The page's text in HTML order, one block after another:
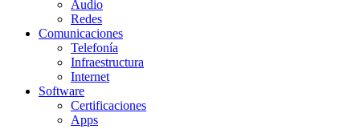
Audio
Redes
Comunicaciones
Telefonía
Infraestructura
Internet
Software
Certificaciones
Apps